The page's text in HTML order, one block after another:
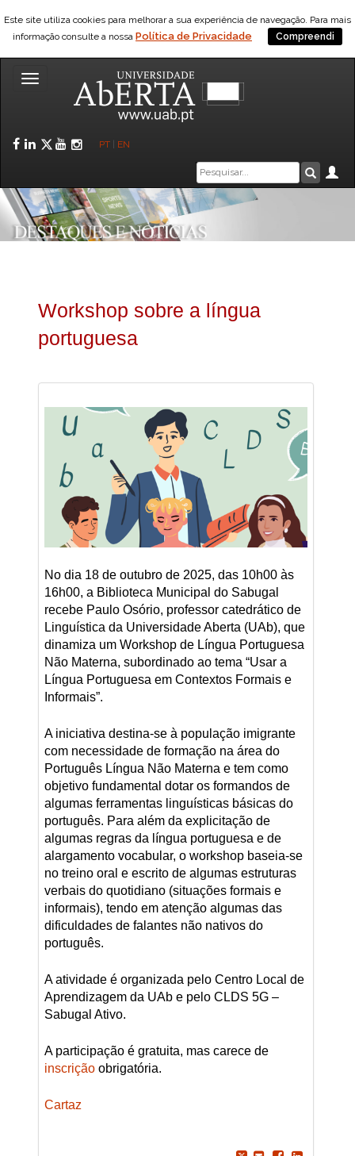
Este site utiliza cookies para melhorar a sua experiência de navegação. Para mais
informação consulte a nossa Política de Privacidade Compreendi
Toggle
Facebook
LinkedIn
Twitter
YouTube
Instagram
PT EN
Caixa
de
pesquisa
Workshop sobre a língua
portuguesa
No dia 18 de outubro de 2025, das 10h00 às
16h00, a Biblioteca Municipal do Sabugal
recebe Paulo Osório, professor catedrático de
Linguística da Universidade Aberta (UAb), que
dinamiza um Workshop de Língua Portuguesa
Não Materna, subordinado ao tema “Usar a
Língua Portuguesa em Contextos Formais e
Informais”.
A iniciativa destina-se à população imigrante
com necessidade de formação na área do
Português Língua Não Materna e tem como
objetivo fundamental dotar os formandos de
algumas ferramentas linguísticas básicas do
português. Para além da explicitação de
algumas regras da língua portuguesa e de
alargamento vocabular, o workshop baseia-se
no treino oral e escrito de algumas estruturas
verbais do quotidiano (situações formais e
informais), tendo em atenção algumas das
dificuldades de falantes não nativos do
português.
A atividade é organizada pelo Centro Local de
Aprendizagem da UAb e pelo CLDS 5G –
Sabugal Ativo.
A participação é gratuita, mas carece de
inscriçãoobrigatória.
Cartaz